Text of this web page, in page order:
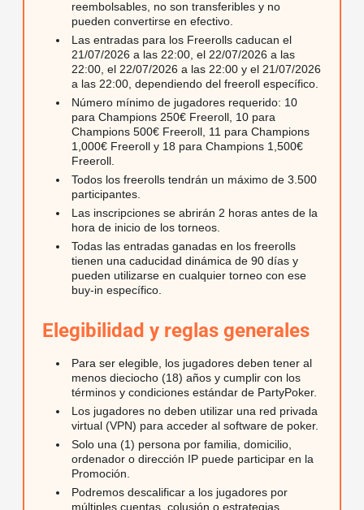
reembolsables, no son transferibles y no
pueden convertirse en efectivo.
Las entradas para los Freerolls caducan el
21/07/2026 a las 22:00, el 22/07/2026 a las
22:00, el 22/07/2026 a las 22:00 y el 21/07/2026
a las 22:00, dependiendo del freeroll específico.
Número mínimo de jugadores requerido: 10
para Champions 250€ Freeroll, 10 para
Champions 500€ Freeroll, 11 para Champions
1,000€ Freeroll y 18 para Champions 1,500€
Freeroll.
Todos los freerolls tendrán un máximo de 3.500
participantes.
Las inscripciones se abrirán 2 horas antes de la
hora de inicio de los torneos.
Todas las entradas ganadas en los freerolls
tienen una caducidad dinámica de 90 días y
pueden utilizarse en cualquier torneo con ese
buy-in específico.
Elegibilidad y reglas generales
Para ser elegible, los jugadores deben tener al
menos dieciocho (18) años y cumplir con los
términos y condiciones estándar de PartyPoker.
Los jugadores no deben utilizar una red privada
virtual (VPN) para acceder al software de poker.
Solo una (1) persona por familia, domicilio,
ordenador o dirección IP puede participar en la
Promoción.
Podremos descalificar a los jugadores por
múltiples cuentas, colusión o estrategias